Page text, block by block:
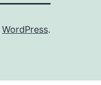
WordPress.